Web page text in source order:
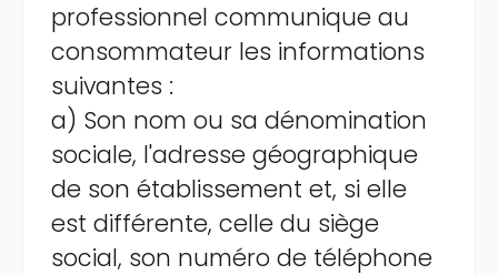
professionnel communique au
consommateur les informations
suivantes :
a) Son nom ou sa dénomination
sociale, l'adresse géographique
de son établissement et, si elle
est différente, celle du siège
social, son numéro de téléphone